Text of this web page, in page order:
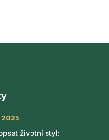
2025
životní styl: